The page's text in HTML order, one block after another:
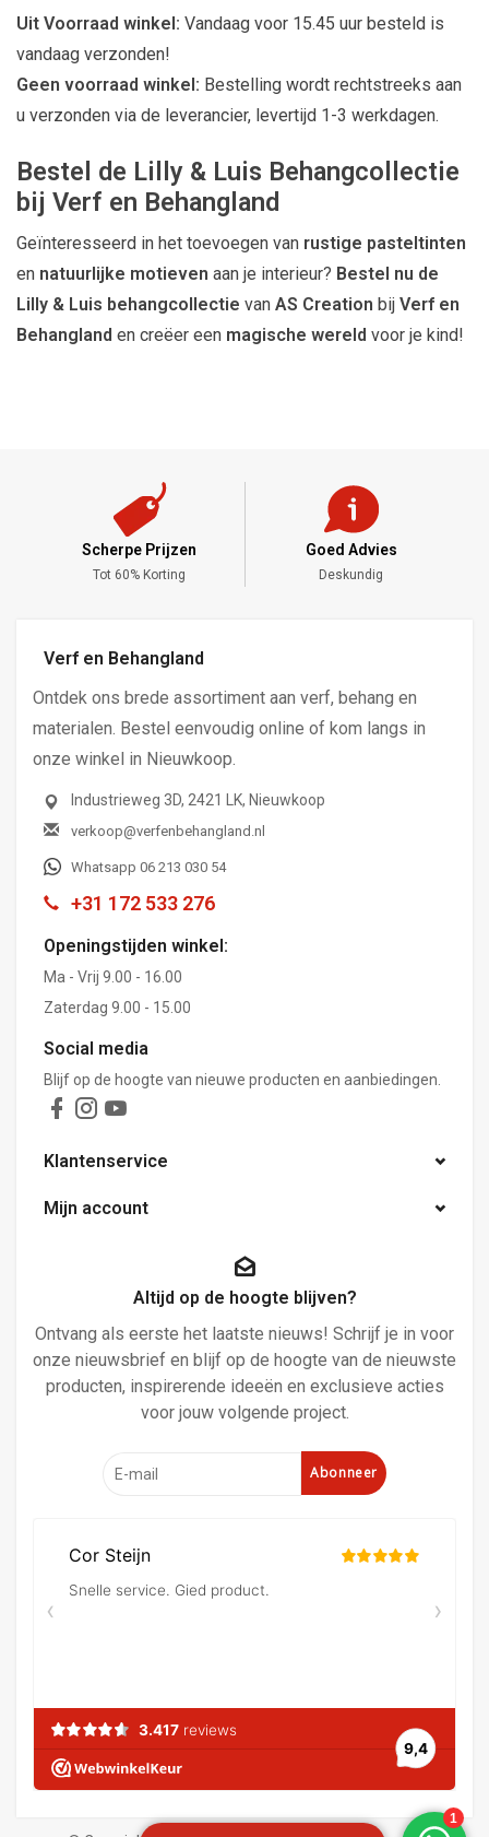
Uit Voorraad winkel: Vandaag voor 15.45 uur besteld is
vandaag verzonden!
Geen voorraad winkel: Bestelling wordt rechtstreeks aan
u verzonden via de leverancier, levertijd 1-3 werkdagen.
Bestel de Lilly & Luis Behangcollectie
bij Verf en Behangland
Geïnteresseerd in het toevoegen van rustige pasteltinten
en natuurlijke motieven aan je interieur? Bestel nu de
Lilly & Luis behangcollectie van AS Creation bij Verf en
Behangland en creëer een magische wereld voor je kind!
Scherpe Prijzen
Tot 60% Korting
Goed Advies
Deskundig
Verf en Behangland
Ontdek ons brede assortiment aan verf, behang en
materialen. Bestel eenvoudig online of kom langs in
onze winkel in Nieuwkoop.
Industrieweg 3D, 2421 LK, Nieuwkoop
verkoop@verfenbehangland.nl
Whatsapp 06 213 030 54
+31 172 533 276
Openingstijden winkel:
Ma - Vrij 9.00 - 16.00
Zaterdag 9.00 - 15.00
Social media
Blijf op de hoogte van nieuwe producten en aanbiedingen.
Klantenservice
Mijn account
Altijd op de hoogte blijven?
Ontvang als eerste het laatste nieuws! Schrijf je in voor
onze nieuwsbrief en blijf op de hoogte van de nieuwste
producten, inspirerende ideeën en exclusieve acties
voor jouw volgende project.
Abonneer